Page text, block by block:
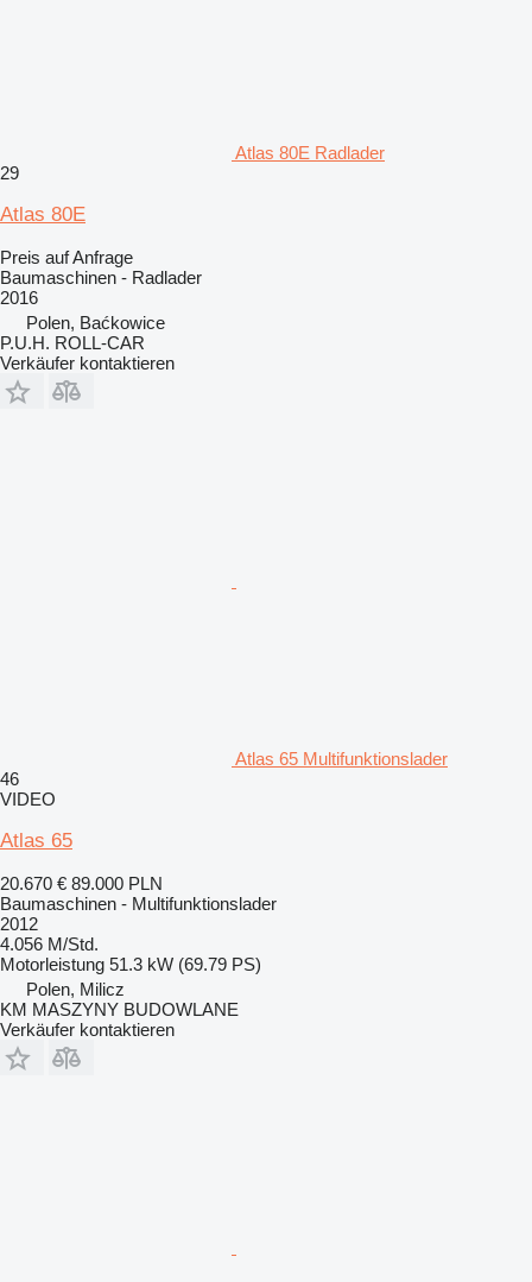
Atlas 80E Radlader
29
Atlas 80E
Preis auf Anfrage
Baumaschinen - Radlader
2016
Polen, Baćkowice
P.U.H. ROLL-CAR
Verkäufer kontaktieren
Atlas 65 Multifunktionslader
46
VIDEO
Atlas 65
20.670 € 89.000 PLN
Baumaschinen - Multifunktionslader
2012
4.056 M/Std.
Motorleistung 51.3 kW (69.79 PS)
Polen, Milicz
KM MASZYNY BUDOWLANE
Verkäufer kontaktieren